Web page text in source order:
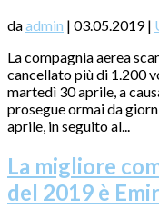
daadmin | 03.05.2019|
La compagnia aerea
cancellato più di 1.200
martedì 30 aprile, a
prosegue ormai da
aprile, in seguito al...
La migliore
del 2019 è